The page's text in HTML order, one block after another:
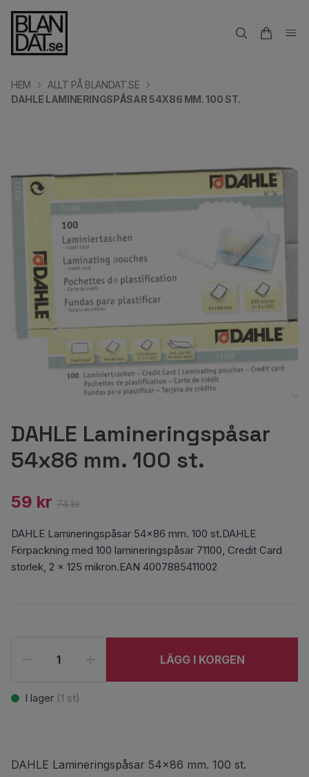
HEM
ALLT PÅ BLANDAT.SE
DAHLE LAMINERINGSPÅSAR 54X86 MM. 100 ST.
DAHLE Lamineringspåsar
54x86 mm. 100 st.
59 kr 74 kr
DAHLE Lamineringspåsar 54x86 mm. 100 st.DAHLE
Förpackning med 100 lamineringspåsar 71100, Credit Card
storlek, 2 x 125 mikron.EAN 4007885411002
LÄGG I KORGEN
I lager (1 st)
DAHLE Lamineringspåsar 54x86 mm. 100 st.